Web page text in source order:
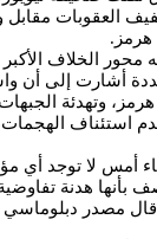
العقوبات مقابل
محور الخلاف الأكبر
أشارت إلى أن
وتهدئة الجبهات
استئناف
أمس لا توجد أي
بأنها هدنة
مصدر دبلوماسي